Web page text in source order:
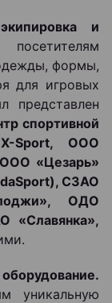
и
формы,
для игровых
представлен
спортивной
X-Sport, ООО
«Цезарь»
СЗАО
ОДО
«Славянка»,
уникальную